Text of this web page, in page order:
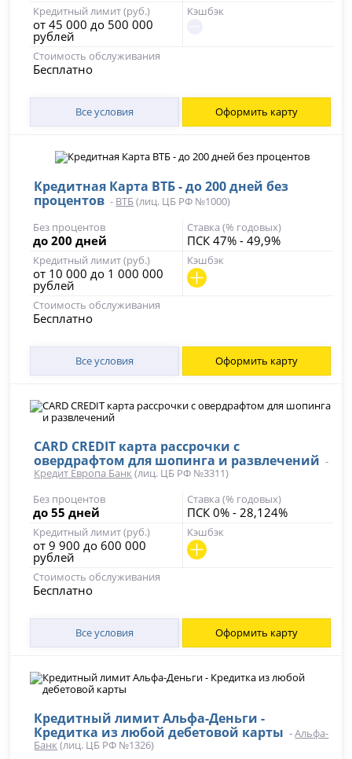
Кредитный лимит (руб.)
от 45 000 до 500 000
рублей
Кэшбэк
Стоимость обслуживания
Бесплатно
Все условия Оформить карту
Кредитная Карта ВТБ - до 200 дней без
процентов - ВТБ(лиц. ЦБ РФ №1000)
Без процентов
до 200 дней
Ставка (% годовых)
ПСК 47% - 49,9%
Кредитный лимит (руб.)
от 10 000 до 1 000 000
рублей
Кэшбэк
Стоимость обслуживания
Бесплатно
Все условия Оформить карту
CARD CREDIT карта рассрочки с
овердрафтом для шопинга и развлечений -
Кредит Европа Банк (лиц. ЦБ РФ №3311)
Без процентов
до 55 дней
Ставка (% годовых)
ПСК 0% - 28,124%
Кредитный лимит (руб.)
от 9 900 до 600 000
рублей
Кэшбэк
Стоимость обслуживания
Бесплатно
Все условия Оформить карту
Кредитный лимит Альфа-Деньги -
Кредитка из любой дебетовой карты -Альфа-
Банк (лиц. ЦБ РФ №1326)